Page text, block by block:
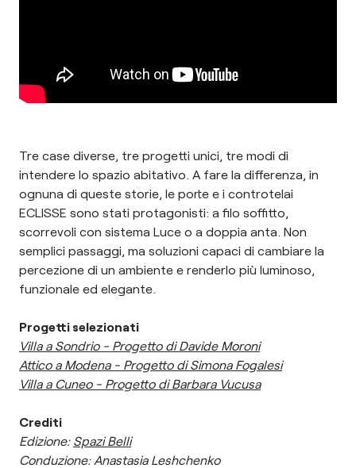
Tre case diverse, tre progetti unici, tre modi di
intendere lo spazio abitativo. A fare la differenza, in
ognuna di queste storie, le porte e i controtelai
ECLISSE sono stati protagonisti: a filo soffitto,
scorrevoli con sistema Luce o a doppia anta. Non
semplici passaggi, ma soluzioni capaci di cambiare la
percezione di un ambiente e renderlo più luminoso,
funzionale ed elegante.
Progetti selezionati
Villa a Sondrio - Progetto di Davide Moroni
Attico a Modena - Progetto di Simona Fogalesi
Villa a Cuneo - Progetto di Barbara Vucusa
Crediti
Edizione: Spazi Belli
Conduzione: Anastasia Leshchenko